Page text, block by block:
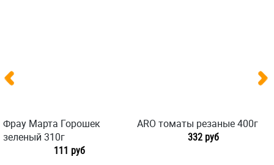
Фрау Марта Горошек
зеленый 310г
111 руб
ARO томаты резаные 400г
332 руб